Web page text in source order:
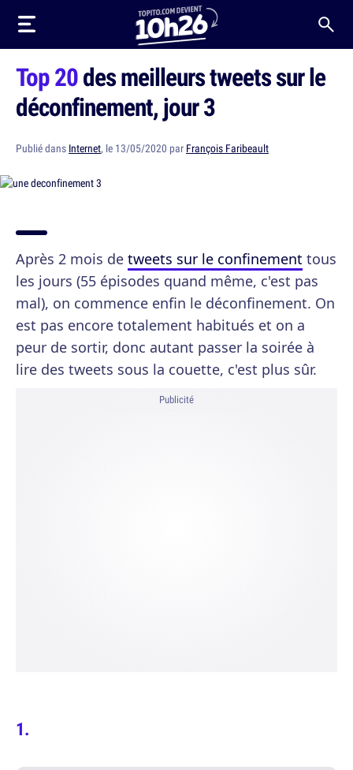
Top 20des meilleurs tweets sur le
déconfinement, jour 3
Publié dans Internet, le 13/05/2020 par François Faribeault
Après 2 mois de tweets sur le confinement tous
les jours (55 épisodes quand même, c'est pas
mal), on commence enfin le déconfinement. On
est pas encore totalement habitués et on a
peur de sortir, donc autant passer la soirée à
lire des tweets sous la couette, c'est plus sûr.
Publicité